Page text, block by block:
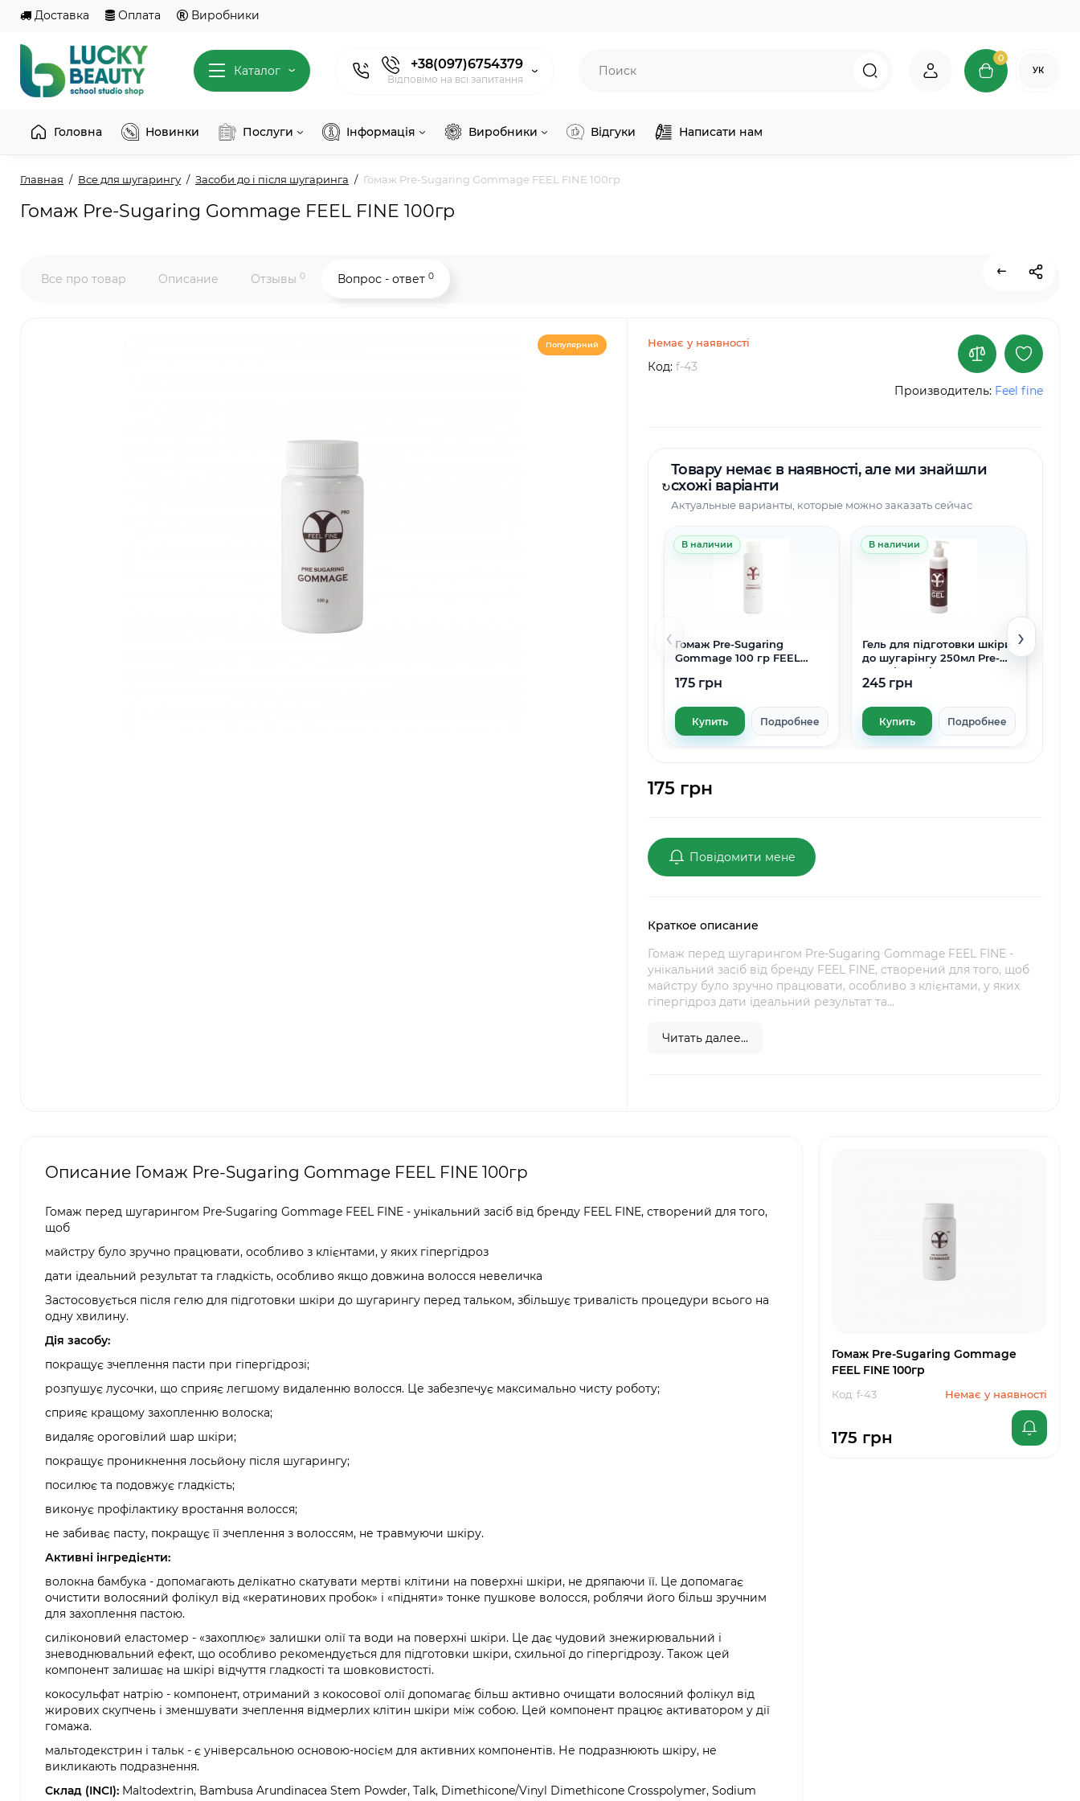
Доставка Оплата Виробники
Каталог +38(097)6754379
Відповімо на всі запитання
0
УК
Головна Новинки Послуги Інформація Виробники Відгуки Написати нам
Главная Все для шугарингу Засоби до і після шугаринга Гомаж Pre-Sugaring Gommage FEEL FINE 100гр
Гомаж Pre-Sugaring Gommage FEEL FINE 100гр
Все про товар Описание Отзывы 0 Вопрос - ответ 0
Популярний Немає у наявності
Код: f-43
Производитель: Feel fine
↻
Товару немає в наявності, але ми знайшли
схожі варіанти
Актуальные варианты, которые можно заказать сейчас
‹
В наличии
Гомаж Pre-Sugaring
Gommage 100 гр FEEL
175 грн
Купить Подробнее
В наличии
Гель для підготовки шкіри
до шугарінгу 250мл Pre-
Sugaring Gel FEEL FINE
245 грн
Купить Подробнее
›
175 грн
Повідомити мене
Краткое описание
Гомаж перед шугарингом Pre-Sugaring Gommage FEEL FINE -
унікальний засіб від бренду FEEL FINE, створений для того, щоб
майстру було зручно працювати, особливо з клієнтами, у яких
гіпергідроз дати ідеальний результат та...
Читать далее...
Описание Гомаж Pre-Sugaring Gommage FEEL FINE 100гр
Гомаж перед шугарингом Pre-Sugaring Gommage FEEL FINE - унікальний засіб від бренду FEEL FINE, створений для того,
щоб
майстру було зручно працювати, особливо з клієнтами, у яких гіпергідроз
дати ідеальний результат та гладкість, особливо якщо довжина волосся невеличка
Застосовується після гелю для підготовки шкіри до шугарингу перед тальком, збільшує тривалість процедури всього на
одну хвилину.
Дія засобу:
покращує зчеплення пасти при гіпергідрозі;
розпушує лусочки, що сприяє легшому видаленню волосся. Це забезпечує максимально чисту роботу;
сприяє кращому захопленню волоска;
видаляє ороговілий шар шкіри;
покращує проникнення лосьйону після шугарингу;
посилює та подовжує гладкість;
виконує профілактику вростання волосся;
не забиває пасту, покращує її зчеплення з волоссям, не травмуючи шкіру.
Активні інгредієнти:
волокна бамбука - допомагають делікатно скатувати мертві клітини на поверхні шкіри, не дряпаючи її. Це допомагає
очистити волосяний фолікул від «кератинових пробок» і «підняти» тонке пушкове волосся, роблячи його більш зручним
для захоплення пастою.
силіконовий еластомер - «захоплює» залишки олії та води на поверхні шкіри. Це дає чудовий знежирювальний і
зневоднювальний ефект, що особливо рекомендується для підготовки шкіри, схильної до гіпергідрозу. Також цей
компонент залишає на шкірі відчуття гладкості та шовковистості.
кокосульфат натрію - компонент, отриманий з кокосової олії допомагає більш активно очищати волосяний фолікул від
жирових скупчень і зменшувати зчеплення відмерлих клітин шкіри між собою. Цей компонент працює активатором у дії
гомажа.
мальтодекстрин і тальк - є універсальною основою-носієм для активних компонентів. Не подразнюють шкіру, не
викликають подразнення.
Склад (INCI): Maltodextrin, Bambusa Arundinacea Stem Powder, Talk, Dimethicone/Vinyl Dimethicone Crosspolymer, Sodium
Гомаж Pre-Sugaring Gommage
FEEL FINE 100гр
Код: f-43 Немає у наявності
175 грн